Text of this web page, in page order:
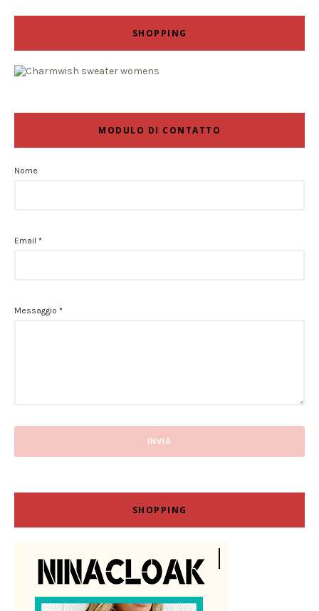
SHOPPING
MODULO DI CONTATTO
Nome
Email *
Messaggio *
SHOPPING